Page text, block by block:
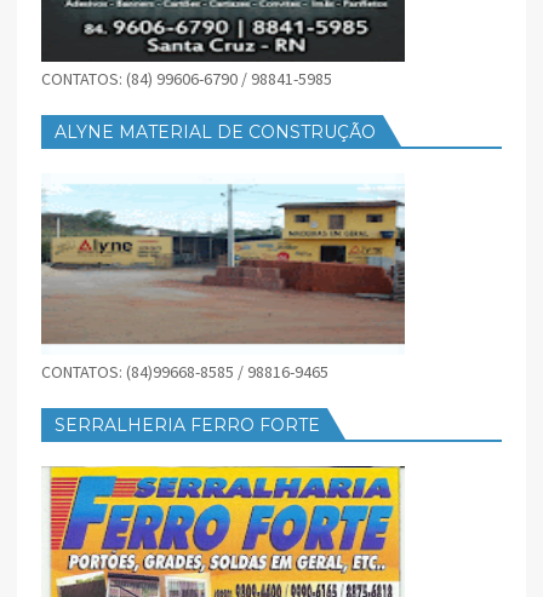
CONTATOS: (84) 99606-6790 / 98841-5985
ALYNE MATERIAL DE CONSTRUÇÃO
CONTATOS: (84)99668-8585 / 98816-9465
SERRALHERIA FERRO FORTE